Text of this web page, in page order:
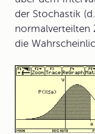
der Stochastik
normalverteilten
die